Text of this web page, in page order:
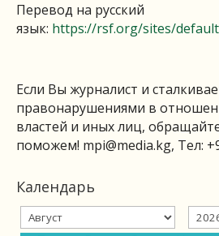
Перевод на русский
язык: https://rsf.org/sites/
Если Вы журналист и
правонарушениями в
властей и иных лиц,
поможем! mpi@media.kg, Тел:
Календарь